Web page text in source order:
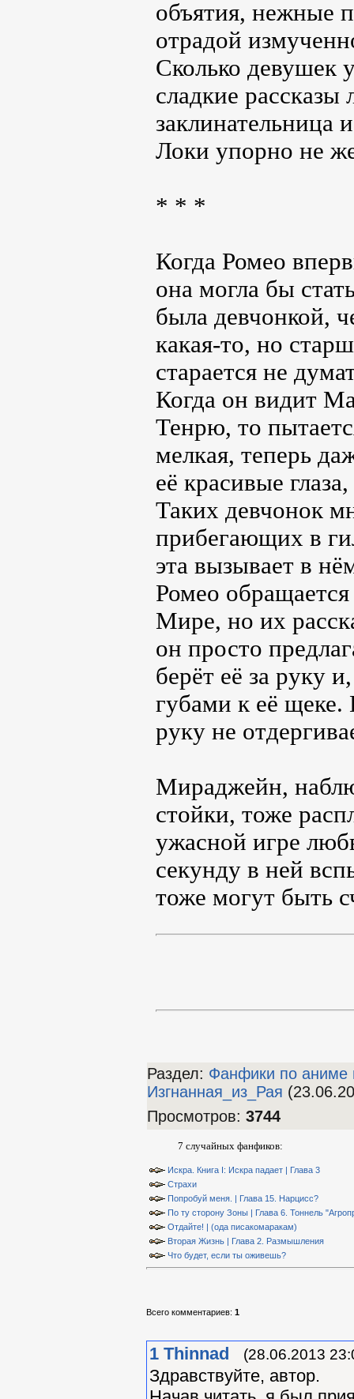
объятия, нежные
отрадой
Сколько девушек
сладкие
заклинательница
Локи упорно не
* * *
Когда Ромео
она могла бы
была девчонкой,
какая-то, но
старается не
Когда он видит
Тенрю, то
мелкая, теперь
её красивые
Таких девчонок
прибегающих в
эта вызывает в
Ромео
Мире, но их
он просто
берёт её за руку
губами к её щеке.
руку не
Мираджейн,
стойки, тоже
ужасной игре
секунду в ней
тоже могут быть
Раздел: Фанфики по аниме
Изгнанная_из_Рая
Просмотров: 3744
7 случайных фанфиков:
Искра. Книга I: Искра падает | Глава 3
Страхи
Попробуй меня. | Глава 15. Нарцисс?
По ту сторону Зоны | Глава 6. Тоннель
Отдайте! | (ода писакомаракам)
Вторая Жизнь | Глава 2. Размышления
Что будет, если ты оживешь?
Всего комментариев: 1
1 Thinnad (28.06.2013
Здравствуйте, автор.